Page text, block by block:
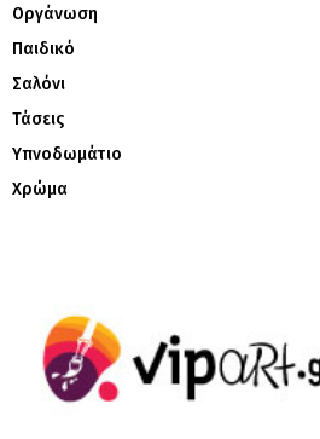
Οργάνωση
Παιδικό
Σαλόνι
Τάσεις
Υπνοδωμάτιο
Χρώμα